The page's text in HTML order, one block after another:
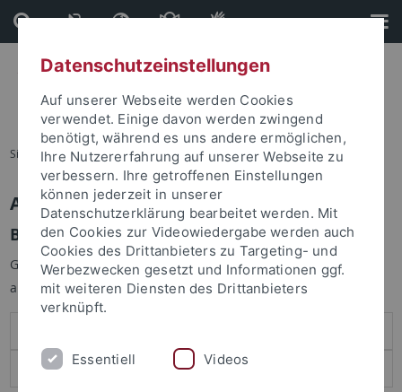
Direkt
zum
Inhalt
Direkt
zur
Fußleiste
Sie sind hier: Startseite
Anmelden
Benutzeranmeldung
Geben Sie Ihren Benutzernamen und Ihr Passwort an um sich
anzumelden:
Datenschutzeinstellungen
Auf unserer Webseite werden Cookies
verwendet. Einige davon werden zwingend
benötigt, während es uns andere ermöglichen,
Ihre Nutzererfahrung auf unserer Webseite zu
verbessern. Ihre getroffenen Einstellungen
können jederzeit in unserer
Datenschutzerklärung bearbeitet werden. Mit
den Cookies zur Videowiedergabe werden auch
Cookies des Drittanbieters zu Targeting- und
Werbezwecken gesetzt und Informationen ggf.
mit weiteren Diensten des Drittanbieters
verknüpft.
Essentiell Videos